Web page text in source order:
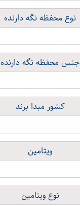
نوع محفظه نگه دارنده
جنس محفظه نگه دارنده
کشور مبدا برند
ویتامین
نوع ویتامین